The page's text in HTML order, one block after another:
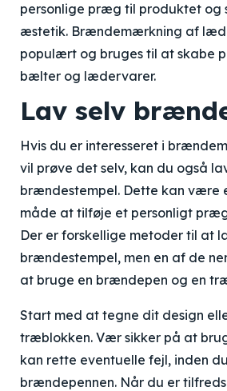
personlige præg til produktet og
æstetik. Brændemærkning af
populært og bruges til at skabe
bælter og lædervarer.
Lav selv
Hvis du er interesseret i
vil prøve det selv, kan du også
brændestempel. Dette kan være
måde at tilføje et personligt
Der er forskellige metoder til at
brændestempel, men en af de
at bruge en brændepen og en
Start med at tegne dit design
træblokken. Vær sikker på at
kan rette eventuelle fejl, inden
brændepennen. Når du er